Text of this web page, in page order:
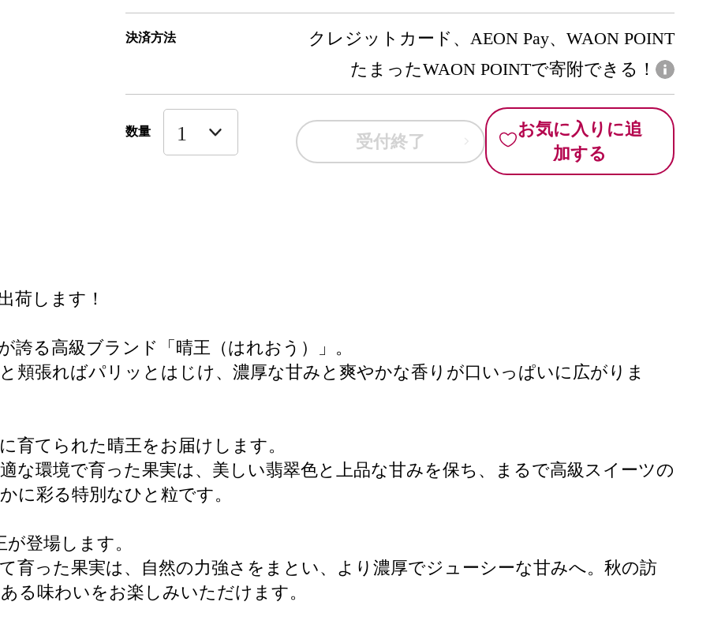
決済方法
クレジットカード、AEON Pay、WAON POINT
たまったWAON POINTで寄附できる！
数量 受付終了
お気に入りに追
加する
荷します！
誇る高級ブランド「晴王（はれおう）」。
頬張ればパリッとはじけ、濃厚な甘みと爽やかな香りが口いっぱいに広がりま
育てられた晴王をお届けします。
な環境で育った果実は、美しい翡翠色と上品な甘みを保ち、まるで高級スイーツの
に彩る特別なひと粒です。
登場します。
育った果実は、自然の力強さをまとい、より濃厚でジューシーな甘みへ。秋の訪
る味わいをお楽しみいただけます。